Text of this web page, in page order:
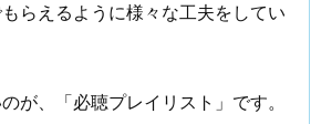
らえるように様々な工夫をしてい
が、「必聴プレイリスト」です。